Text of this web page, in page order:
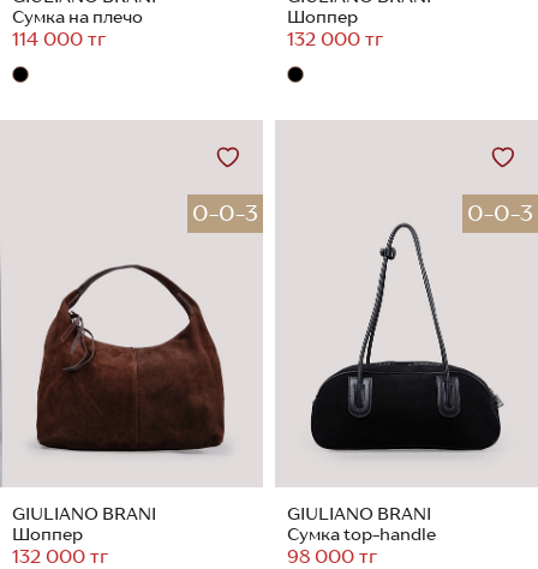
Сумка на плечо
114 000 тг
Шоппер
132 000 тг
0-0-3
GIULIANO BRANI
Шоппер
132 000 тг
0-0-3
GIULIANO BRANI
Сумка top-handle
98 000 тг